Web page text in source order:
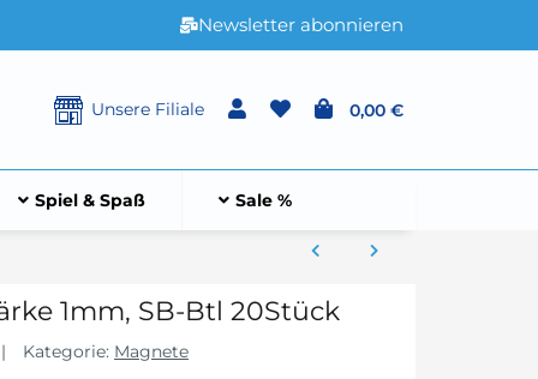
Newsletter abonnieren
Unsere Filiale 0,00 €
Spiel & Spaß Sale %
1mm, SB-Btl 20Stück
Kategorie: Magnete